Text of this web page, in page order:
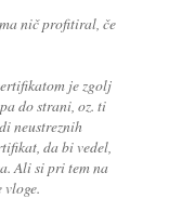
nič profitiral, če
je zgolj
do strani, oz. ti
neustreznih
da bi vedel,
Ali si pri tem na